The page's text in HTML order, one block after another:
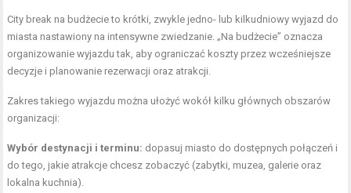
City break na budżecie to krótki, zwykle jedno- lub kilkudniowy wyjazd do
miasta nastawiony na intensywne zwiedzanie. „Na budżecie” oznacza
organizowanie wyjazdu tak, aby ograniczać koszty przez wcześniejsze
decyzje i planowanie rezerwacji oraz atrakcji.
Zakres takiego wyjazdu można ułożyć wokół kilku głównych obszarów
organizacji:
Wybór destynacji i terminu: dopasuj miasto do dostępnych połączeń i
do tego, jakie atrakcje chcesz zobaczyć (zabytki, muzea, galerie oraz
lokalna kuchnia).